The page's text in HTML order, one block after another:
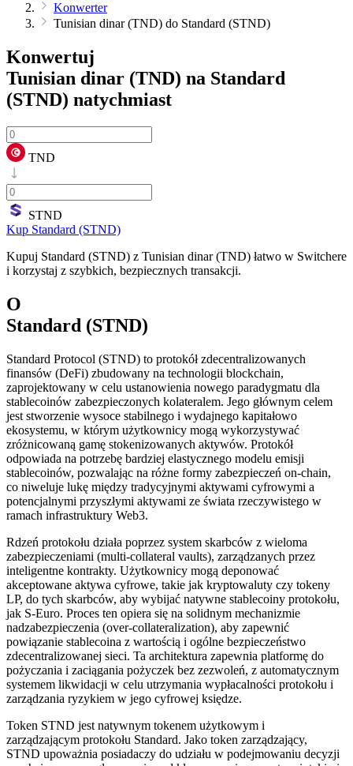
Konwerter
Tunisian dinar (TND) do Standard (STND)
Konwertuj
Tunisian dinar (TND) na Standard
(STND) natychmiast
TND
STND
Kup Standard (STND)
Kupuj Standard (STND) z Tunisian dinar (TND) łatwo w Switchere
i korzystaj z szybkich, bezpiecznych transakcji.
O
Standard (STND)
Standard Protocol (STND) to protokół zdecentralizowanych
finansów (DeFi) zbudowany na technologii blockchain,
zaprojektowany w celu ustanowienia nowego paradygmatu dla
stablecoinów zabezpieczonych kolateralem. Jego głównym celem
jest stworzenie wysoce stabilnego i wydajnego kapitałowo
ekosystemu, w którym użytkownicy mogą wykorzystywać
zróżnicowaną gamę stokenizowanych aktywów. Protokół
odpowiada na potrzebę bardziej elastycznego modelu emisji
stablecoinów, pozwalając na różne formy zabezpieczeń on-chain,
co niweluje lukę między tradycyjnymi aktywami cyfrowymi a
potencjalnymi przyszłymi aktywami ze świata rzeczywistego w
ramach infrastruktury Web3.
Rdzeń protokołu działa poprzez system skarbców z wieloma
zabezpieczeniami (multi-collateral vaults), zarządzanych przez
inteligentne kontrakty. Użytkownicy mogą deponować
akceptowane aktywa cyfrowe, takie jak kryptowaluty czy tokeny
LP, do tych skarbców, aby wybijać natywne stablecoiny protokołu,
jak S-Euro. Proces ten opiera się na solidnym mechanizmie
nadzabezpieczenia (over-collateralization), aby zapewnić
powiązanie stablecoina z wartością i ogólne bezpieczeństwo
zdecentralizowanej sieci. Ta architektura zapewnia platformę do
pożyczania i zaciągania pożyczek bez zezwoleń, z automatycznym
systemem likwidacji w celu utrzymania wypłacalności protokołu i
zarządzania ryzykiem w jego cyfrowej księdze.
Token STND jest natywnym tokenem użytkowym i
zarządzającym protokołu Standard. Jako token zarządzający,
STND upoważnia posiadaczy do udziału w podejmowaniu decyzji